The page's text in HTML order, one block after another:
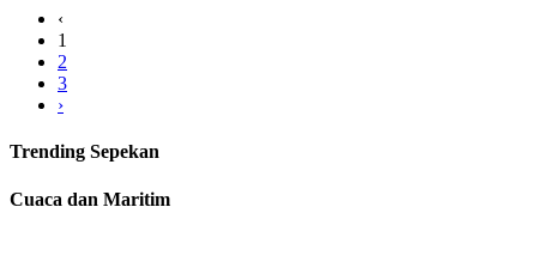
‹
1
2
3
›
Trending Sepekan
Cuaca dan Maritim